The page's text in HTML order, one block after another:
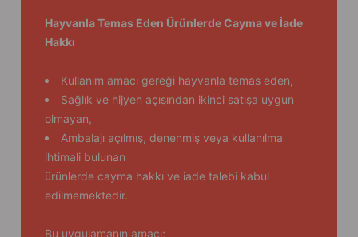
Hayvanla Temas Eden Ürünlerde Cayma ve İade
Hakkı
Kullanım amacı gereği hayvanla temas eden,
Sağlık ve hijyen açısından ikinci satışa uygun
olmayan,
Ambalajı açılmış, denenmiş veya kullanılma
ihtimali bulunan
ürünlerde cayma hakkı ve iade talebi kabul
edilmemektedir.
Bu uygulamanın amacı;